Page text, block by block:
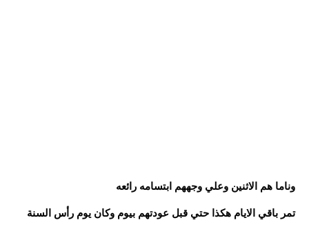
وناما هم الاثنين وعلي وجههم ابتسامه رائعه
تمر باقي الايام هكذا حتي قبل عودتهم بيوم وكان يوم رأس السنة